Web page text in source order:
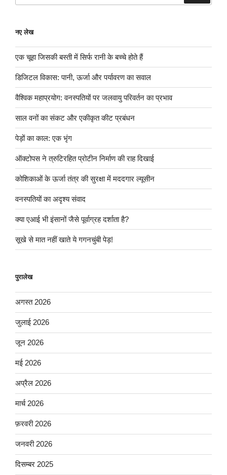
नए लेख
एक चूहा जिसकी बस्ती में सिर्फ रानी के बच्चे होते हैं
डिजिटल विकास: पानी, ऊर्जा और पर्यावरण का सवाल
वैश्विक महाप्रयोग: वनस्पतियों पर जलवायु परिवर्तन का प्रभाव
साल वनों का संकट और एकीकृत कीट प्रबंधन
पेड़ों का काल: एक भृंग
ऑक्टोपस ने त्रुटिरहित प्रोटीन निर्माण की राह दिखाई
कोशिकाओं के ऊर्जा तंत्र की सुरक्षा में मददगार ल्यूसीन
वनस्पतियों का अदृश्य संवाद
क्या एआई भी इंसानों जैसे पूर्वाग्रह दर्शाता है?
सूखे से मात नहीं खाते ये गगनचुंबी पेड़!
पुरालेख
अगस्त 2026
जुलाई 2026
जून 2026
मई 2026
अप्रैल 2026
मार्च 2026
फ़रवरी 2026
जनवरी 2026
दिसम्बर 2025